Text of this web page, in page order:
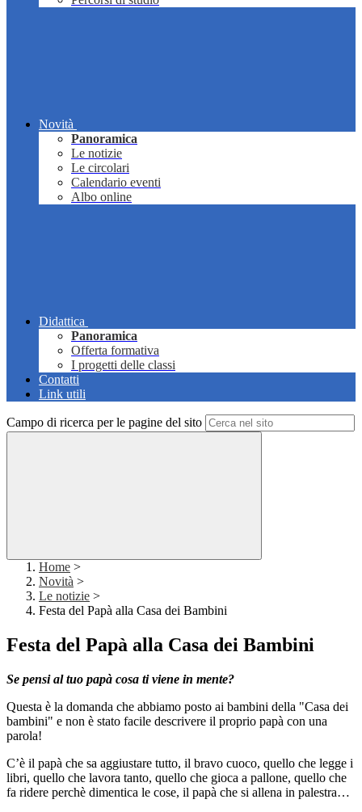
Novità
Panoramica
Le notizie
Le circolari
Calendario eventi
Albo online
Didattica
Panoramica
Offerta formativa
I progetti delle classi
Contatti
Link utili
Campo di ricerca per le pagine del sito
Home >
Novità >
Le notizie >
Festa del Papà alla Casa dei Bambini
Festa del Papà alla Casa dei Bambini
Se pensi al tuo papà cosa ti viene in mente?
Questa è la domanda che abbiamo posto ai bambini della "Casa dei
bambini" e non è stato facile descrivere il proprio papà con una
parola!
C’è il papà che sa aggiustare tutto, il bravo cuoco, quello che legge i
libri, quello che lavora tanto, quello che gioca a pallone, quello che
fa ridere perchè dimentica le cose, il papà che si allena in palestra…